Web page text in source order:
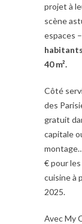
projet à
scène
espaces
40 m².
Côté
des
gratuit
capitale
€ pour
cuisine à
2025.
Avec My